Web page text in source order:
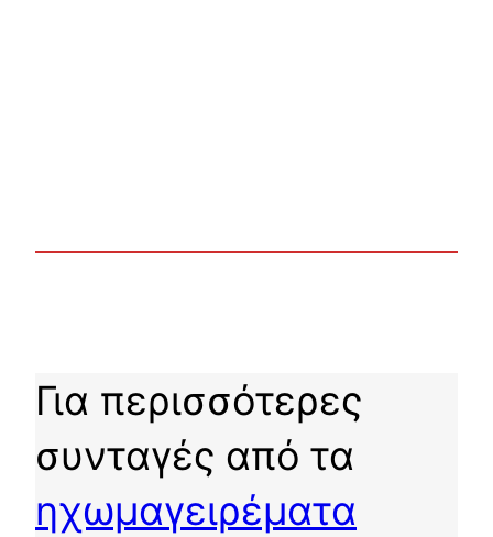
Για περισσότερες
συνταγές από τα
ηχωμαγειρέματα